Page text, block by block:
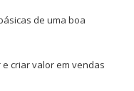
de uma boa
criar valor em vendas